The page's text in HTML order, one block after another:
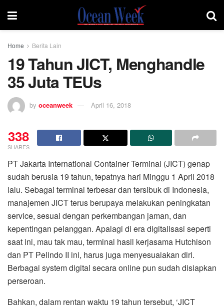
Home Berita Lain
19 Tahun JICT, Menghandle
35 Juta TEUs
by oceanweek April 16, 2018
338
SHARES
PT Jakarta International Container Terminal (JICT) genap
sudah berusia 19 tahun, tepatnya hari Minggu 1 April 2018
lalu. Sebagai terminal terbesar dan tersibuk di Indonesia,
manajemen JICT terus berupaya melakukan peningkatan
service, sesuai dengan perkembangan jaman, dan
kepentingan pelanggan. Apalagi di era digitalisasi seperti
saat ini, mau tak mau, terminal hasil kerjasama Hutchison
dan PT Pelindo II ini, harus juga menyesuaiakan diri.
Berbagai system digital secara online pun sudah disiapkan
perseroan.
Bahkan, dalam rentan waktu 19 tahun tersebut, ‘JICT